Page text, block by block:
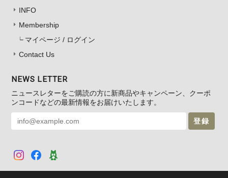
INFO
Membership
マイページ / ログイン
Contact Us
NEWS LETTER
ニュースレターをご購読の方に新商品やキャンペーン、クーポ
ンコードなどの最新情報をお届けいたします。
登録